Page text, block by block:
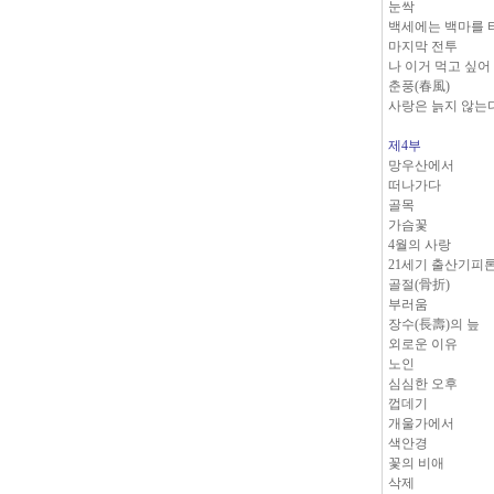
눈싹
백세에는 백마를
마지막 전투
나 이거 먹고 싶어
춘풍(春風)
사랑은 늙지 않는
제4부
망우산에서
떠나가다
골목
가슴꽃
4월의 사랑
21세기 출산기피
골절(骨折)
부러움
장수(長壽)의 늪
외로운 이유
노인
심심한 오후
껍데기
개울가에서
색안경
꽃의 비애
삭제